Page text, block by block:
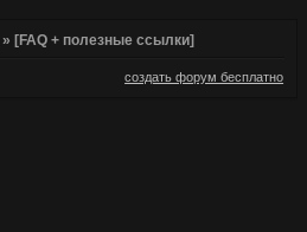
»[FAQ + полезные ссылки]
создать форум бесплатно